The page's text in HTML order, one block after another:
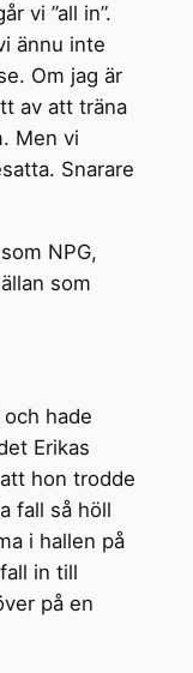
vi ”all in”.
ännu inte
Om jag är
av att träna
Men vi
Snarare
NPG,
som
hade
Erikas
hon trodde
fall så höll
i hallen på
in till
på en